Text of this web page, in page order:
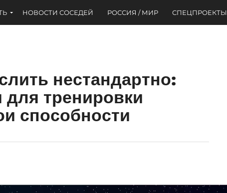
НОВОСТИ СОСЕДЕЙ РОССИЯ / МИР СПЕЦПРОЕКТЫ
нестандартно:
для тренировки
способности